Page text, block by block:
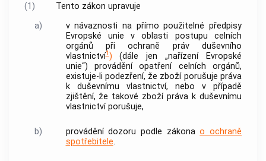
(1)
Tento zákon upravuje
a)
v návaznosti na přímo použitelné předpisy
Evropské unie v oblasti postupu celních
orgánů při ochraně práv duševního
vlastnictví1) (dále jen „nařízení Evropské
unie“) provádění opatření celních orgánů,
existuje-li podezření, že zboží porušuje práva
k duševnímu vlastnictví, nebo v případě
zjištění, že takové zboží práva k duševnímu
vlastnictví porušuje,
b) provádění dozoru podle zákonao ochraně
spotřebitele.